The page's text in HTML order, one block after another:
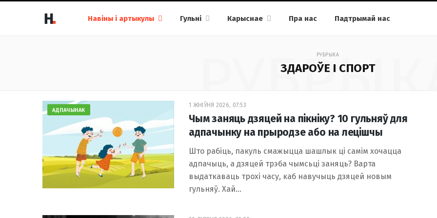
Навіны і артыкулы Гульні Карыснае Пра нас Падтрымай нас
РУБРЫКА
ЗДАРОЎЕ І СПОРТ
РУБРЫКА
АДПАЧЫНАК
1 ЖНІЎНЯ 2026, 07:53
Чым заняць дзяцей на пікніку? 10 гульняў для
адпачынку на прыродзе або на лецішчы
Што рабіць, пакуль смажыцца шашлык ці самім хочацца
адпачыць, а дзяцей трэба чымсьці заняць? Варта
выдаткаваць трохі часу, каб навучыць дзяцей новым
гульняў. Хай…